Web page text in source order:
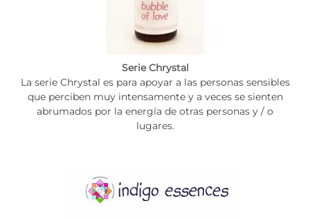
Serie Chrystal
La serie Chrystal es para apoyar a las personas sensibles
que perciben muy intensamente y a veces se sienten
abrumados por la energía de otras personas y / o
lugares.